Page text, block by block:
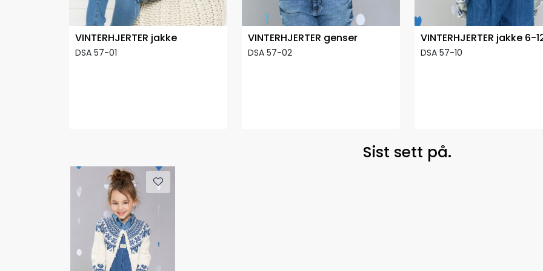
VINTERHJERTER jakke
DSA 57-01
VINTERHJERTER genser
DSA 57-02
VINTERHJERTER jakke 6-
DSA 57-10
Sist sett på.